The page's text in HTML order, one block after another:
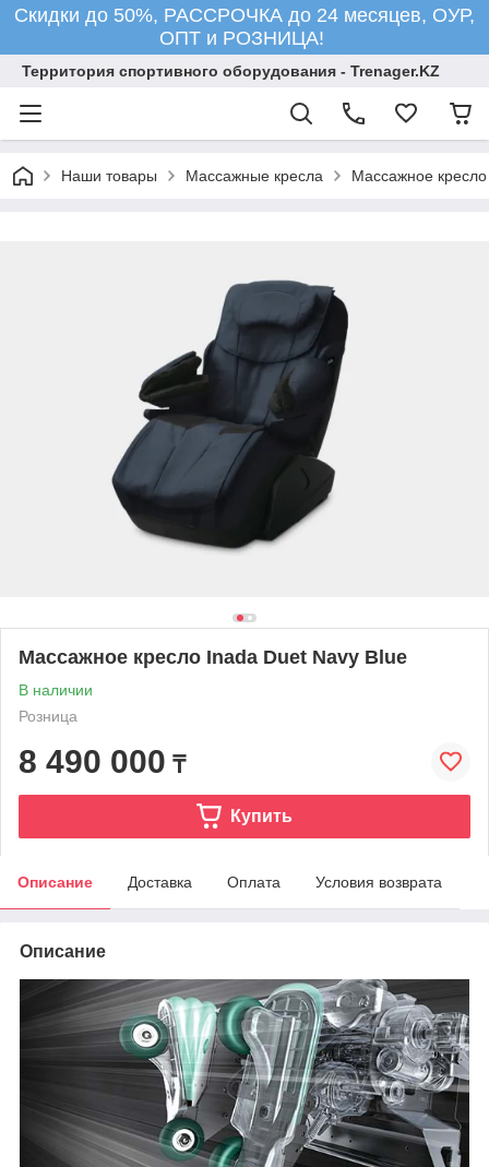
Скидки до 50%, РАССРОЧКА до 24 месяцев, ОУР,
ОПТ и РОЗНИЦА!
Территория спортивного оборудования - Trenager.KZ
Наши товары Массажные кресла Массажное
Массажное кресло Inada Duet Navy Blue
В наличии
Розница
8 490 000 ₸
Купить
Описание Доставка Оплата Условия возврата
Описание